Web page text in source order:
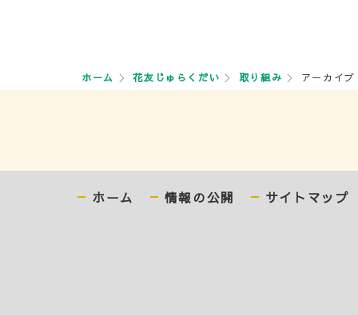
ホーム 花友じゅらくだい 取り組み アーカイ
ホーム 情報の公開 サイトマップ